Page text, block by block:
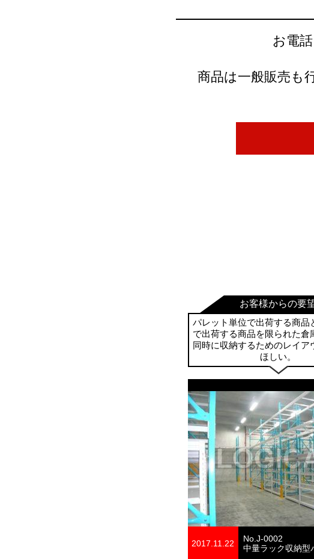
お電
商品は一般販売も
お客様からの要
パレット単位で出荷する商品
で出荷する商品を限られた倉
同時に収納するためのレイア
ほしい。
2017.11.22
No.J-0002
中量ラック収納型